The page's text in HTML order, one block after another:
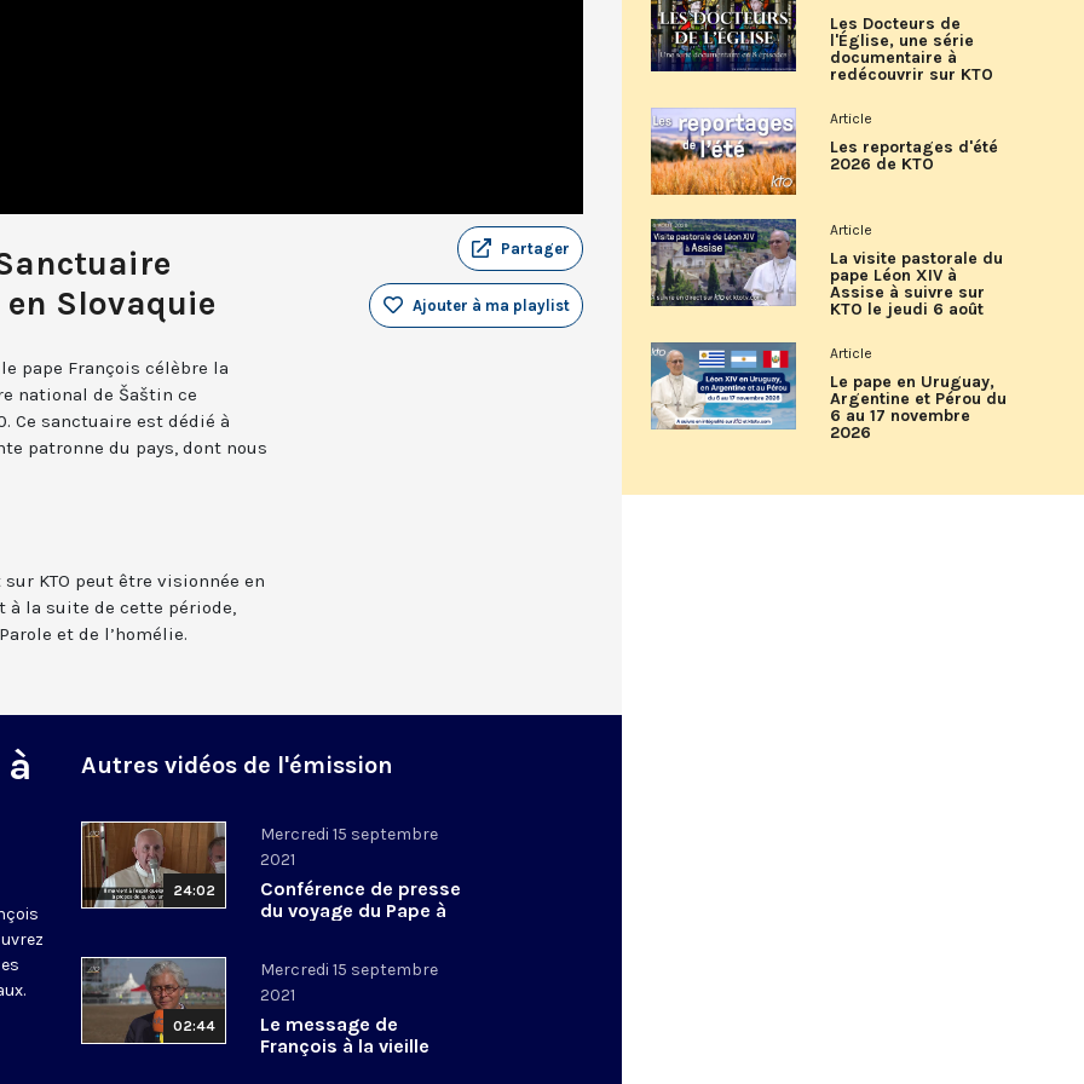
Slovaquie
Partager
Ajouter à ma playlist
pape François célèbre la
national de Šaštin ce
Ce sanctuaire est dédié à
patronne du pays, dont nous
KTO peut être visionnée en
la suite de cette période,
et de l’homélie.
Autres vidéos de l'émission
24:02
Mercredi 15 septembre
2021
Conférence de presse
du voyage du Pape à
02:44
Mercredi 15 septembre
2021
Le message de
François à la vieille
Les Docteurs de
l'Église, une série
documentaire à
redécouvrir sur KTO
Article
Les reportages d'été
2026 de KTO
Article
La visite pastorale du
pape Léon XIV à
Assise à suivre sur
KTO le jeudi 6 août
Article
Le pape en Uruguay,
Argentine et Pérou du
6 au 17 novembre
2026